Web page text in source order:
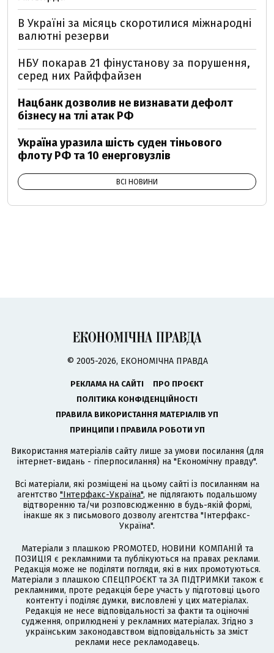
В Україні за місяць скоротилися міжнародні
валютні резерви
НБУ покарав 21 фінустанову за порушення,
серед них Райффайзен
Нацбанк дозволив не визнавати дефолт
бізнесу на тлі атак РФ
Україна уразила шість суден тіньового
флоту РФ та 10 енерговузлів
ВСІ НОВИНИ
© 2005-2026, ЕКОНОМІЧНА ПРАВДА
РЕКЛАМА НА САЙТІ
ПРО ПРОЄКТ
ПОЛІТИКА КОНФІДЕНЦІЙНОСТІ
ПРАВИЛА ВИКОРИСТАННЯ МАТЕРІАЛІВ УП
ПРИНЦИПИ І ПРАВИЛА РОБОТИ УП
Використання матеріалів сайту лише за умови посилання (для
інтернет-видань - гіперпосилання) на "Економічну правду".
Всі матеріали, які розміщені на цьому сайті із посиланням на
агентство "Інтерфакс-Україна", не підлягають подальшому
відтворенню та/чи розповсюдженню в будь-якій формі,
інакше як з письмового дозволу агентства "Інтерфакс-
Україна".
Матеріали з плашкою PROMOTED, НОВИНИ КОМПАНІЙ та
ПОЗИЦІЯ є рекламними та публікуються на правах реклами.
Редакція може не поділяти погляди, які в них промотуються.
Матеріали з плашкою СПЕЦПРОЄКТ та ЗА ПІДТРИМКИ також є
рекламними, проте редакція бере участь у підготовці цього
контенту і поділяє думки, висловлені у цих матеріалах.
Редакція не несе відповідальності за факти та оціночні
судження, оприлюднені у рекламних матеріалах. Згідно з
українським законодавством відповідальність за зміст
реклами несе рекламодавець.